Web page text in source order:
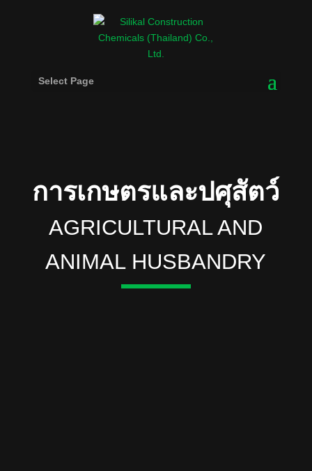
Select Page
การเกษตรและปศุสัตว์
AGRICULTURAL AND
ANIMAL HUSBANDRY